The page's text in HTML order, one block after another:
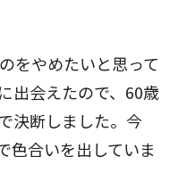
をやめたいと思って
出会えたので、60歳
決断しました。今
色合いを出していま